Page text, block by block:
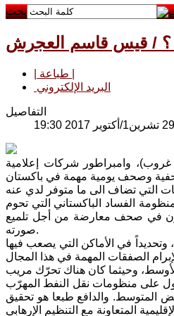
بحث
؟ / قيس قاسم العجرش
البريد الإلكتروني
التفاصيل
غروب)، وامبراطور شركات إعلامية
الفساد الباكستاني التي تحوم
في صحف معارضة من أجل تلميع
صورته.
في الأماكن التي يصعب فيها
على منظومات نقل النفط المهرّب
المتوسط. والدافع طبعا هو تحقيق